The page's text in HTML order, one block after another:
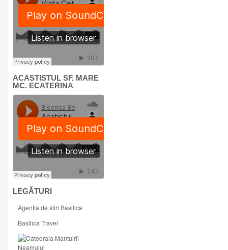
ACASTISTUL SF. MARE
MC. ECATERINA
LEGĂTURI
Agentia de stiri Basilica
Basilica Travel